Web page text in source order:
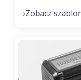
›Zobacz